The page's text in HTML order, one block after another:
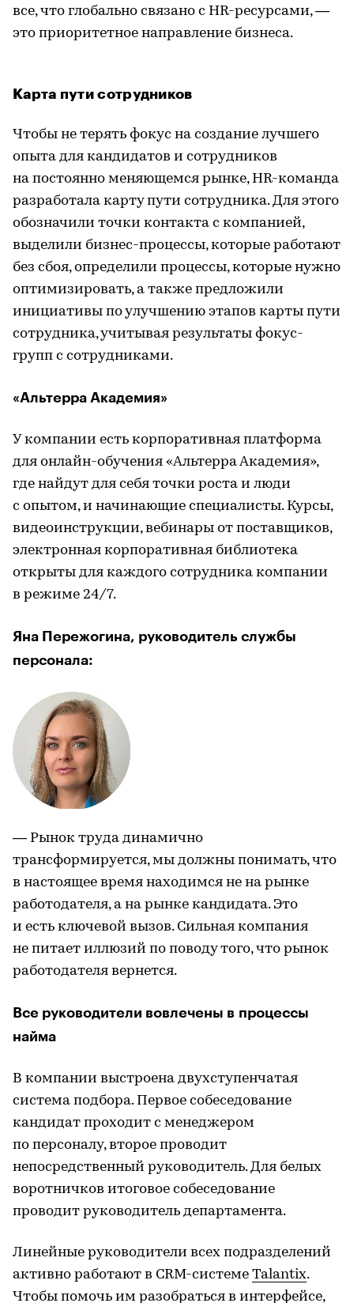
все, что глобально связано с HR-ресурсами, —
это приоритетное направление бизнеса.
Карта пути сотрудников
Чтобы не терять фокус на создание лучшего
опыта для кандидатов и сотрудников
на постоянно меняющемся рынке, HR-команда
разработала карту пути сотрудника. Для этого
обозначили точки контакта с компанией,
выделили бизнес-процессы, которые работают
без сбоя, определили процессы, которые нужно
оптимизировать, а также предложили
инициативы по улучшению этапов карты пути
сотрудника, учитывая результаты фокус-
групп с сотрудниками.
«Альтерра Академия»
У компании есть корпоративная платформа
для онлайн-обучения «Альтерра Академия»,
где найдут для себя точки роста и люди
с опытом, и начинающие специалисты. Курсы,
видеоинструкции, вебинары от поставщиков,
электронная корпоративная библиотека
открыты для каждого сотрудника компании
в режиме 24/7.
Яна Пережогина, руководитель службы
персонала:
— Рынок труда динамично
трансформируется, мы должны понимать, что
в настоящее время находимся не на рынке
работодателя, а на рынке кандидата. Это
и есть ключевой вызов. Сильная компания
не питает иллюзий по поводу того, что рынок
работодателя вернется.
Все руководители вовлечены в процессы
найма
В компании выстроена двухступенчатая
система подбора. Первое собеседование
кандидат проходит с менеджером
по персоналу, второе проводит
непосредственный руководитель. Для белых
воротничков итоговое собеседование
проводит руководитель департамента.
Линейные руководители всех подразделений
активно работают в CRM-системе Talantix.
Чтобы помочь им разобраться в интерфейсе,